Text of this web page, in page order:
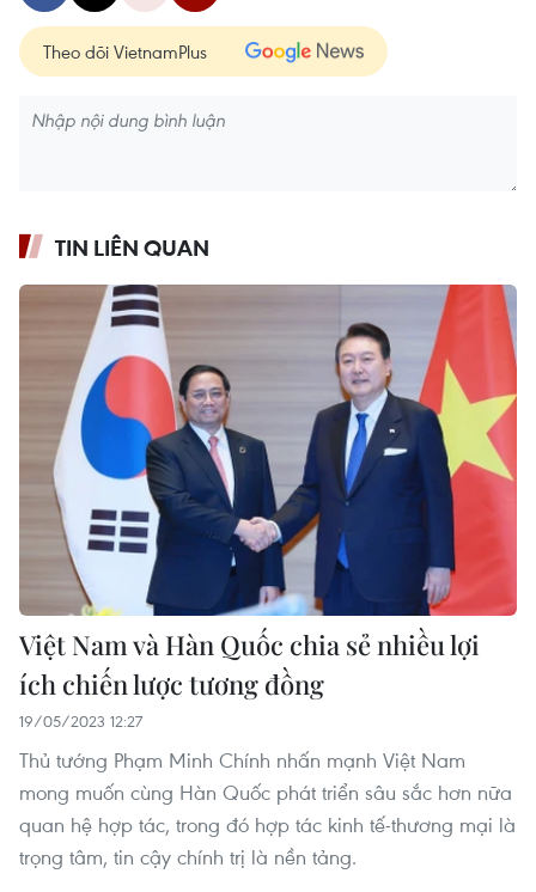
Theo dõi VietnamPlus
TIN LIÊN QUAN
Việt Nam và Hàn Quốc chia sẻ nhiều lợi
ích chiến lược tương đồng
19/05/2023 12:27
Thủ tướng Phạm Minh Chính nhấn mạnh Việt Nam
mong muốn cùng Hàn Quốc phát triển sâu sắc hơn nữa
quan hệ hợp tác, trong đó hợp tác kinh tế-thương mại là
trọng tâm, tin cậy chính trị là nền tảng.